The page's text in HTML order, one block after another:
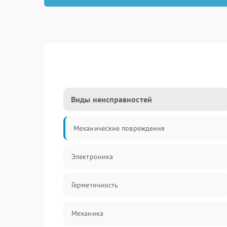
Виды неисправностей
Механические повреждения
Электроника
Герметичность
Механика